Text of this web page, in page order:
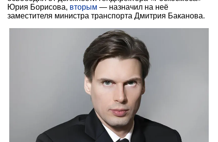
Юрия Борисова, вторым — назначил на неё
заместителя министра транспорта Дмитрия Баканова.